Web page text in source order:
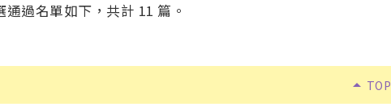
過名單如下，共計 11 篇。
arrow_drop_up TOP